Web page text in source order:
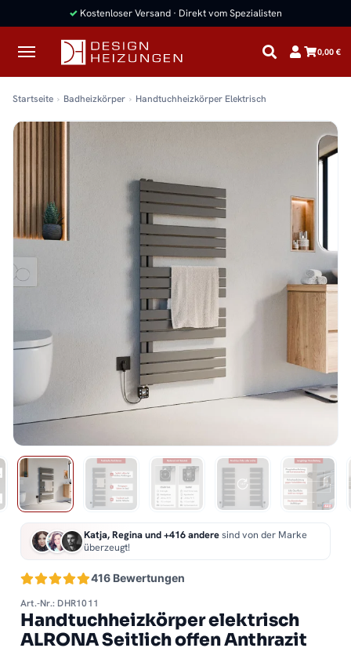
✓ Kostenloser Versand · Direkt vom Spezialisten
0,00 €
Startseite Badheizkörper Handtuchheizkörper Elektrisch
416 Bewertungen
Katja, Regina und +416 anderesind von der Marke
überzeugt!
Art.-Nr.: DHR1011
Handtuchheizkörper elektrisch
ALRONA Seitlich offen Anthrazit